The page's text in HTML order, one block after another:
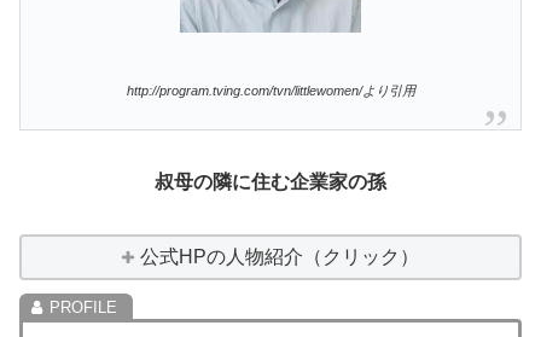
http://program.tving.com/tvn/littlewomen/より引用
叔母の隣に住む企業家の孫
公式HPの人物紹介（クリック）